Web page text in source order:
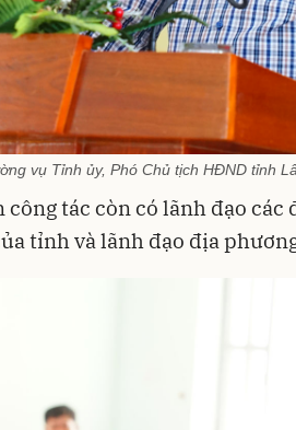
vụ Tỉnh ủy, Phó Chủ tịch HĐND tỉnh
công tác còn có lãnh đạo các
tỉnh và lãnh đạo địa